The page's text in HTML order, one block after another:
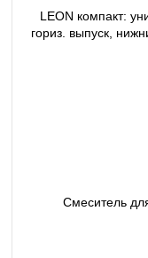
LEON компакт:
гориз. выпуск,
Смеситель